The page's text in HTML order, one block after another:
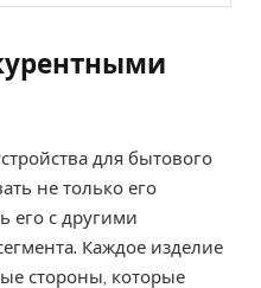
для бытового
не только его
его с другими
Каждое изделие
стороны, которые